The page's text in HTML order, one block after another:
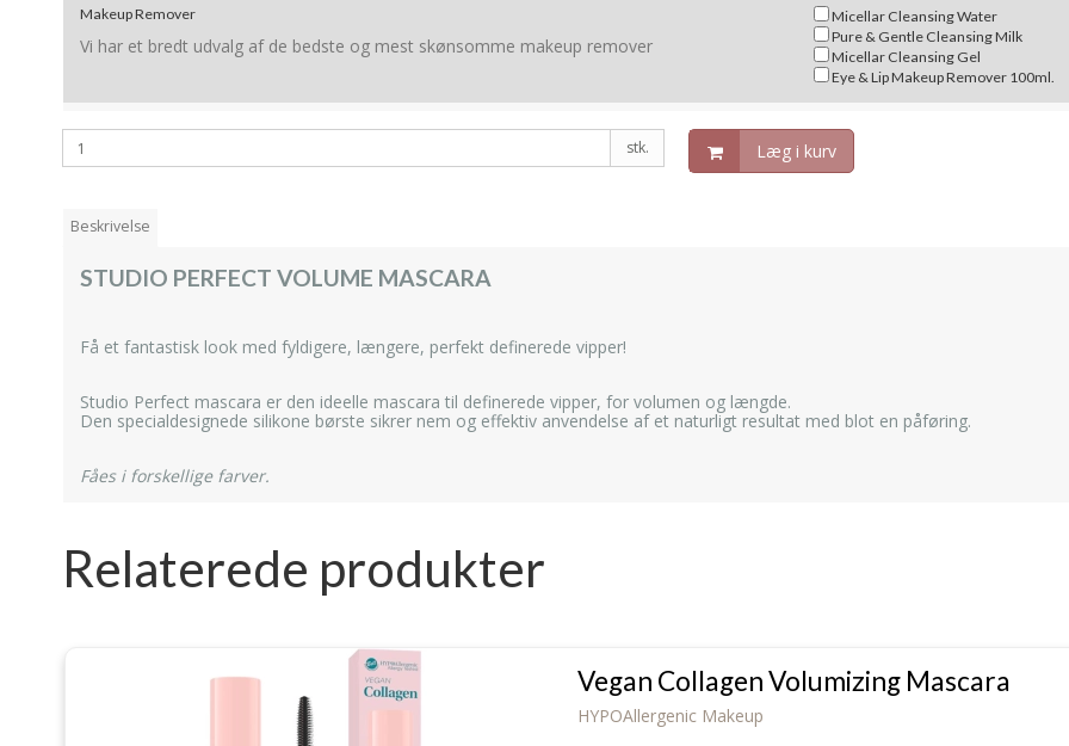
Makeup Remover
Vi har et bredt udvalg af de bedste og mest skønsomme makeup remover
Micellar Cleansing Water
Pure & Gentle Cleansing Milk
Micellar Cleansing Gel
Eye & Lip Makeup Remover 100ml.
stk. Læg i kurv
Beskrivelse
STUDIO PERFECT VOLUME MASCARA
Få et fantastisk look med fyldigere, længere, perfekt definerede vipper!
Studio Perfect mascara er den ideelle mascara til definerede vipper, for volumen og længde.
Den specialdesignede silikone børste sikrer nem og effektiv anvendelse af et naturligt resultat med blot en påføring.
Fåes i forskellige farver.
Relaterede produkter
Vegan Collagen Volumizing Mascara
HYPOAllergenic Makeup